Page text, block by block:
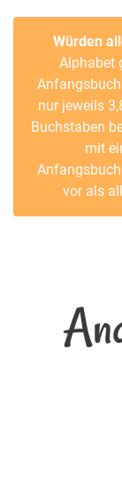
Würden
Alphabet
nur jeweils
Buchstaben
mit
vor als